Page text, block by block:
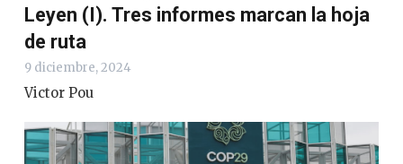
Leyen (I). Tres informes marcan la hoja
de ruta
9 diciembre, 2024
Victor Pou